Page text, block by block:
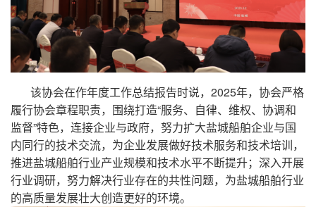
该协会在作年度工作总结报告时说，2025年，协会严格
履行协会章程职责，围绕打造“服务、自律、维权、协调和
监督”特色，连接企业与政府，努力扩大盐城船舶企业与国
内同行的技术交流，为企业发展做好技术服务和技术培训，
推进盐城船舶行业产业规模和技术水平不断提升；深入开展
行业调研，努力解决行业存在的共性问题，为盐城船舶行业
的高质量发展壮大创造更好的环境。